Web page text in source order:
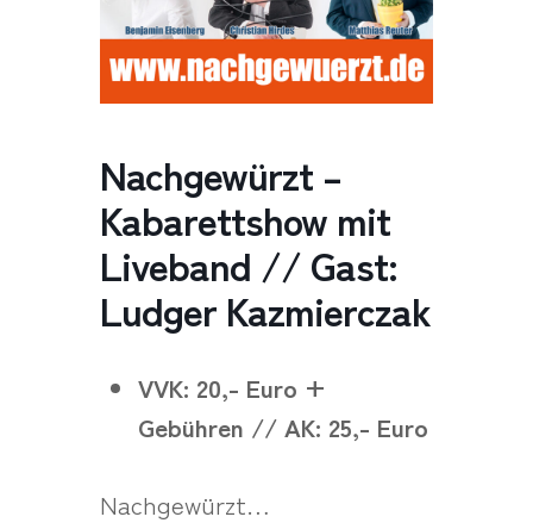
Nachgewürzt –
Kabarettshow mit
Liveband // Gast:
Ludger Kazmierczak
VVK: 20,- Euro +
Gebühren // AK: 25,- Euro
Nachgewürzt…